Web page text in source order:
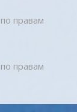
правам
правам